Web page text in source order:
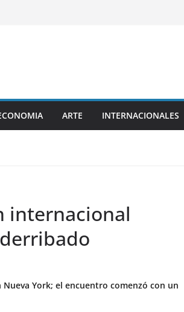
ARTE INTERNACIONALES
internacional
York; el encuentro comenzó con un